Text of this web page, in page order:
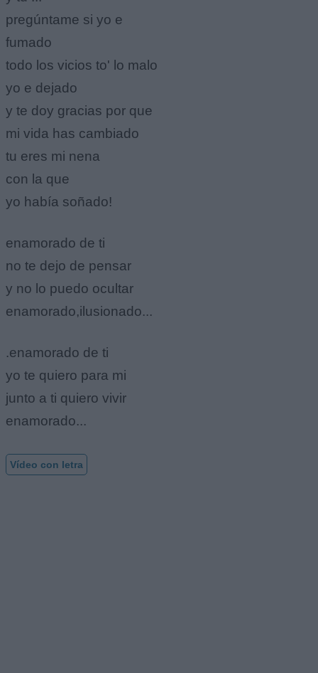
pregúntame si yo e
fumado
todo los vicios to' lo malo
yo e dejado
y te doy gracias por que
mi vida has cambiado
tu eres mi nena
con la que
yo había soñado!
enamorado de ti
no te dejo de pensar
y no lo puedo ocultar
enamorado,ilusionado...
.enamorado de ti
yo te quiero para mi
junto a ti quiero vivir
enamorado...
Vídeo con letra